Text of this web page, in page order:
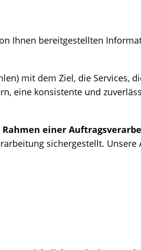
Ihnen bereitgestellten
mit dem Ziel, die Services,
eine konsistente und
einer
sichergestellt. Unsere